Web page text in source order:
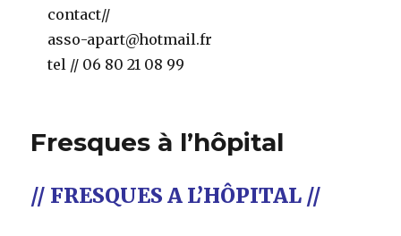
contact//
asso-apart@hotmail.fr
tel // 06 80 21 08 99
Fresques à l’hôpital
// FRESQUES A L’HÔPITAL //